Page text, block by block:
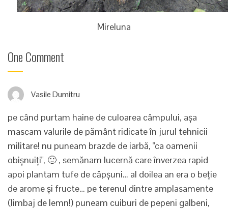
Mireluna
One Comment
Vasile Dumitru
pe când purtam haine de culoarea câmpului, aşa
mascam valurile de pământ ridicate în jurul tehnicii
militare! nu puneam brazde de iarbă, "ca oamenii
obişnuiţi", 🙂 , semănam lucernă care înverzea rapid
apoi plantam tufe de căpşuni… al doilea an era o beţie
de arome şi fructe… pe terenul dintre amplasamente
(limbaj de lemn!) puneam cuiburi de pepeni galbeni,